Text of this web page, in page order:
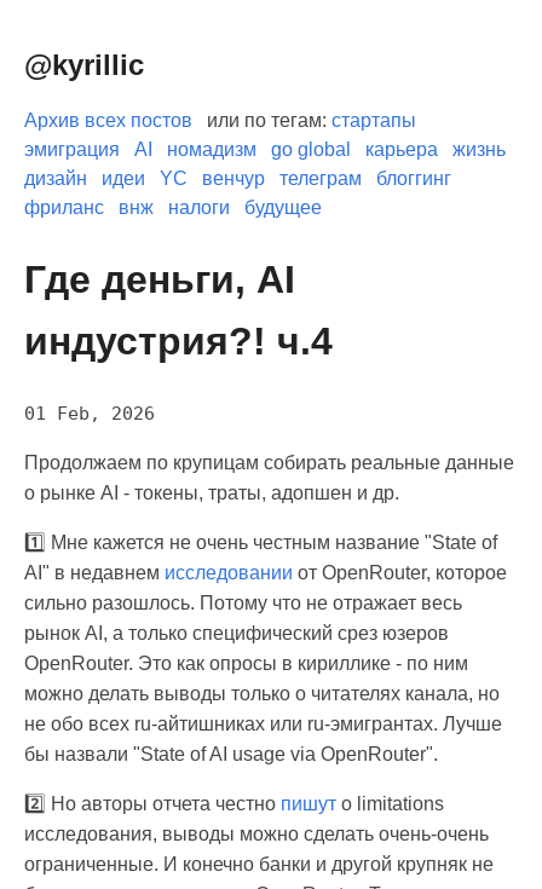
@kyrillic
Архив всех постов или по тегам: стартапы
эмиграция
AI номадизм go global карьера
жизнь
дизайн
идеи YC венчур телеграм
блоггинг
фриланс
внж налоги будущее
Где деньги, AI
индустрия?! ч.4
01 Feb, 2026
Продолжаем по крупицам собирать реальные данные
о рынке AI - токены, траты, адопшен и др.
1️⃣ Мне кажется не очень честным название "State of
AI" в недавнем исследовании от OpenRouter, которое
сильно разошлось. Потому что не отражает весь
рынок AI, а только специфический срез юзеров
OpenRouter. Это как опросы в кириллике - по ним
можно делать выводы только о читателях канала, но
не обо всех ru-айтишниках или ru-эмигрантах. Лучше
бы назвали "State of AI usage via OpenRouter".
2️⃣ Но авторы отчета честно пишут о limitations
исследования, выводы можно сделать очень-очень
ограниченные. И конечно банки и другой крупняк не